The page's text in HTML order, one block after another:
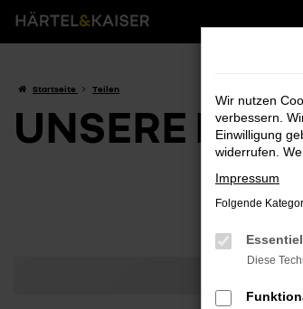
Zum
Hauptinhalt
Startseite Teilen
UNSERE
Wir nutzen
verbessern.
Einwilligung
widerrufen.
Impressum
Folgende
Diese